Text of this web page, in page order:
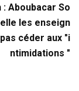
: Aboubacar So
les enseign
céder aux "i
ntimidations "